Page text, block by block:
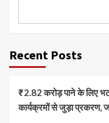
Recent Posts
₹2.82 करोड़ पाने के लिए
कार्यक्रमों से जुड़ा प्रकरण,